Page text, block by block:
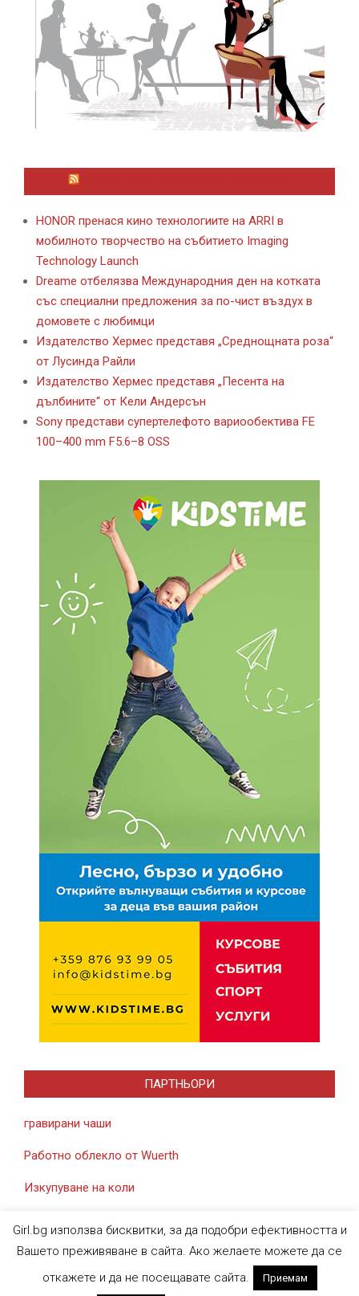
HONOR пренася кино технологиите на ARRI в
мобилното творчество на събитието Imaging
Technology Launch
Dreame отбелязва Международния ден на котката
със специални предложения за по-чист въздух в
домовете с любимци
Издателство Хермес представя „Среднощната роза“
от Лусинда Райли
Издателство Хермес представя „Песента на
дълбините“ от Кели Андерсън
Sony представи супертелефото вариообектива FE
100–400 mm F5.6–8 OSS
ПАРТНЬОРИ
гравирани чаши
Работно облекло от Wuerth
Изкупуване на коли
Designed usingMagazine News Byte. Powered byWordPress
Girl.bg използва бисквитки, за да подобри ефективността и
Вашето преживяване в сайта. Ако желаете можете да се
откажете и да не посещавате сайта.
Приемам